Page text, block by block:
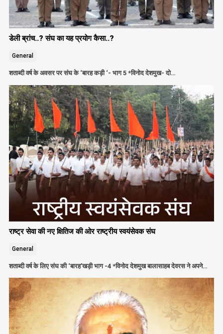
डेली ब्रांच..? संघ का यह प्रयोग कैसा..?
General
शताब्दी वर्ष के अवसर पर संघ के ‘बारह कड़ी ‘- भाग 5 *विनोद देशमुख- दो…
राष्ट्र सेवा की नए क्षितिज की ओर राष्ट्रीय स्वयंसेवक संघ
General
शताब्दी वर्ष के लिए संघ की ‘बारह’खड़ी भाग -4 *विनोद देशमुख बालासाहब देवरस ने अपने…